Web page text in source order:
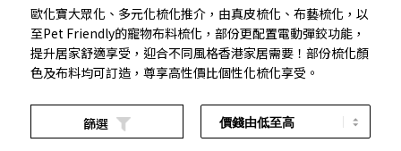
歐化寶大眾化、多元化梳化推介，由真皮梳化、布藝梳化，以
至Pet Friendly的寵物布料梳化，部份更配置電動彈鉸功能，
提升居家舒適享受，迎合不同風格香港家居需要！部份梳化顏
色及布料均可訂造，尊享高性價比個性化梳化享受。
篩選